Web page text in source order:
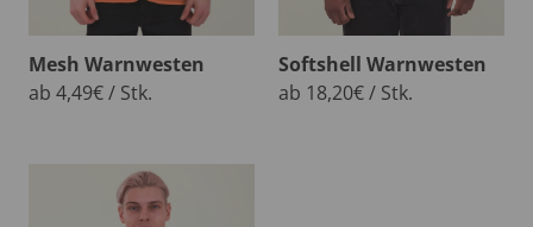
Mesh Warnwesten
ab 4,49€ / Stk.
Softshell Warnwesten
ab 18,20€ / Stk.